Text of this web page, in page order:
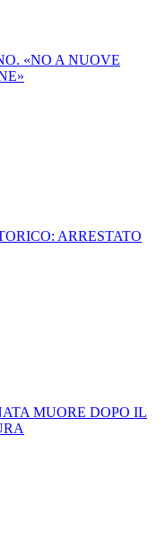
«NO A NUOVE
ARRESTATO
MUORE DOPO IL